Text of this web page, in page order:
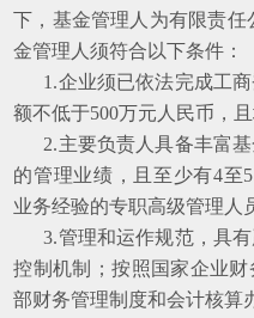
下，基金管理人为有限责
金管理人须符合以下条件：
1.企业须已依法完成工商
额不低于500万元人民币，
2.主要负责人具备丰富基
的管理业绩，且至少有4至
业务经验的专职高级管理人
3.管理和运作规范，具有
控制机制；按照国家企业
部财务管理制度和会计核算